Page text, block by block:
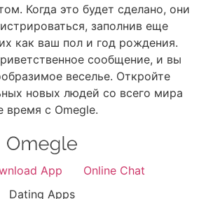
Когда это будет сделано, они
заполнив еще
как ваш пол и год рождения.
сообщение, и вы
веселье. Откройте
новых людей со всего мира
время с Omegle.
App
Online Chat
Dating Apps